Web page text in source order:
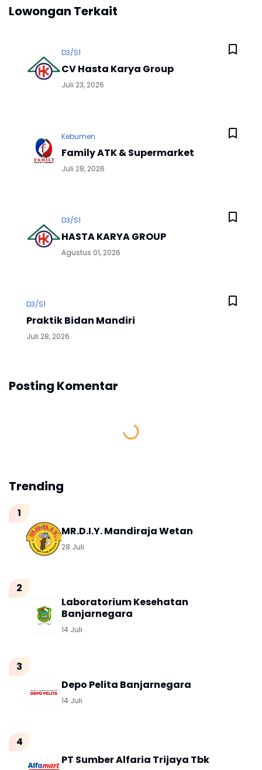
Lowongan Terkait
D3/S1
CV Hasta Karya Group
Juli 23, 2026
Kebumen
Family ATK & Supermarket
Juli 28, 2026
D3/S1
HASTA KARYA GROUP
Agustus 01, 2026
D3/S1
Praktik Bidan Mandiri
Juli 28, 2026
Posting Komentar
Trending
MR.D.I.Y. Mandiraja Wetan
28 Juli
Laboratorium Kesehatan
Banjarnegara
14 Juli
Depo Pelita Banjarnegara
14 Juli
PT Sumber Alfaria Trijaya Tbk